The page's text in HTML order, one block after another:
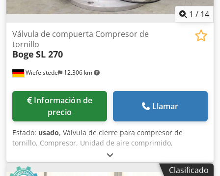
1 / 14
Wiefelstede 12.306 km
Válvula de compuerta Compresor de
tornillo
Boge SL 270
Información de
precio
Llamar
Estado: usado, Válvula de cierre para compresor de
tornillo, Compresor, Unidad de aire comprimido,
Compresor de aire estacionario, Bloque de tornillo,
Compresor, Etapa del compresor -Fabricante: Boge, válvula
de compuerta de compresor tipo SL 270 -Válvula solenoide:
Clasificado